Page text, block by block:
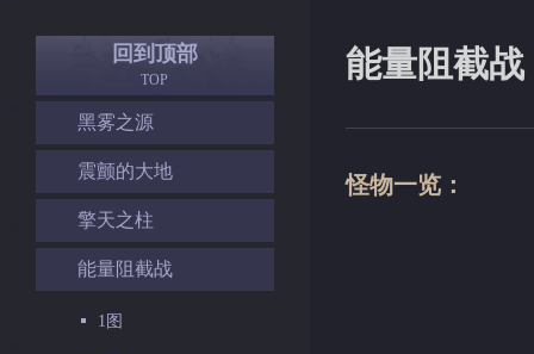
回到顶部
TOP
黑雾之源
震颤的大地
擎天之柱
能量阻截战
1图
能量阻截战
怪物一览：